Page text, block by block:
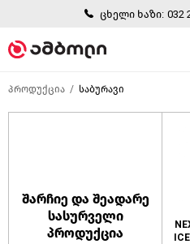
ცხელი ხაზი: 032
პროდუქცია საბურავი
შარჩიე და შეადარე
სასურველი
პროდუქცია